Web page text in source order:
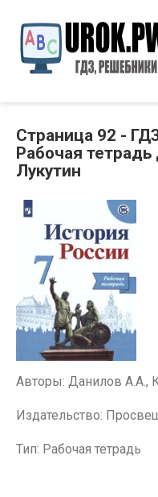
Страница 92 -
Рабочая
Лукутин
Авторы: Данилов А.А.,
Издательство:
Тип: Рабочая тетрадь